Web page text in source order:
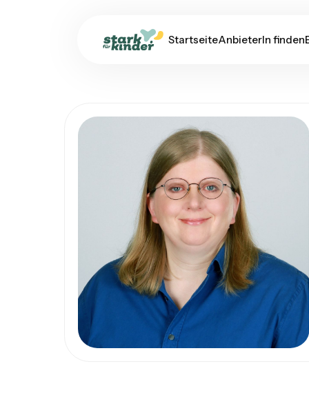
StartseiteAnbieterIn finden